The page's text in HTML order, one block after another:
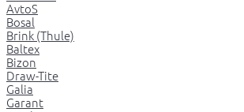
AvtoS
Bosal
Brink (Thule)
Baltex
Bizon
Draw-Tite
Galia
Garant